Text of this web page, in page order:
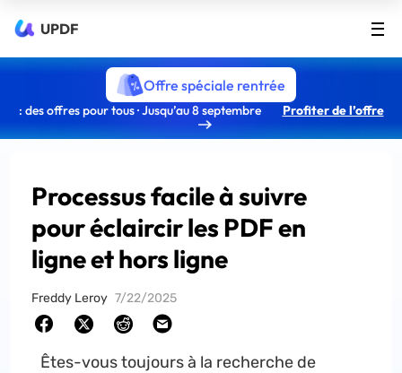
UPDF
Offre spéciale rentrée
: des offres pour tous · Jusqu’au 8 septembre Profiter de l’offre
Processus facile à suivre
pour éclaircir les PDF en
ligne et hors ligne
Freddy Leroy 7/22/2025
Êtes-vous toujours à la recherche de